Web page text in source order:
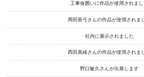
工事仮囲いに作品が使用されまし
岡田亜弓さんの作品が使用されま
社内に展示されました
西田真緒さんの作品が使用されま
野口敏久さんが出展します